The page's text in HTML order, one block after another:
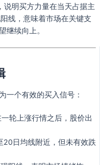
说明买方力量在当天占据主
线，意味着市场在关键支
继续向上。
一个有效的买入信号：
一轮上涨行情之后，股价出
20日均线附近，但未有效跌